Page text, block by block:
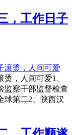
，工作日子
，人间可爱1、
监察干部监督检查
球第二2、陕西汉